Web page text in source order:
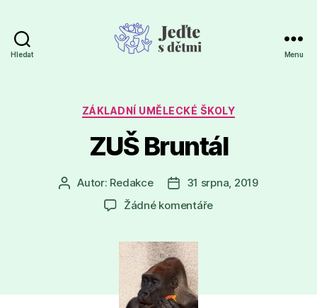
Hledat Menu
Rubriky
ZÁKLADNÍ UMĚLECKÉ ŠKOLY
ZUŠ Bruntál
Autor
příspěvku
Autor: Redakce
Datum
příspěvku
31 srpna, 2019
Žádné komentářeu